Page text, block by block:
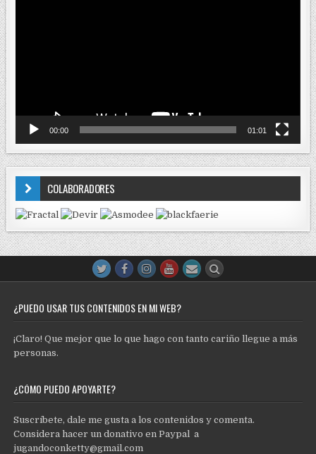
00:00 01:01
COLABORADORES
¿PUEDO USAR TUS CONTENIDOS EN MI WEB?
¡Claro! Que mejor que lo que hago con tanto cariño llegue a más
personas.
¿CÓMO PUEDO APOYARTE?
Suscríbete, dale me gusta a los contenidos y comenta.
Considera hacer un donativo en Paypal a
jugandoconketty@gmail.com